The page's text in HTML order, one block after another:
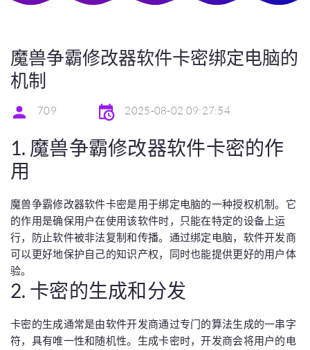
魔兽争霸修改器软件卡密绑定电脑的
机制
709 2025-08-02 09:27:54
1. 魔兽争霸修改器软件卡密的作
用
魔兽争霸修改器软件卡密是用于绑定电脑的一种授权机制。它
的作用是确保用户在使用该软件时，只能在特定的设备上运
行，防止软件被非法复制和传播。通过绑定电脑，软件开发商
可以更好地保护自己的知识产权，同时也能提供更好的用户体
验。
2. 卡密的生成和分发
卡密的生成通常是由软件开发商通过专门的算法生成的一串字
符，具有唯一性和随机性。生成卡密时，开发商会将用户的电